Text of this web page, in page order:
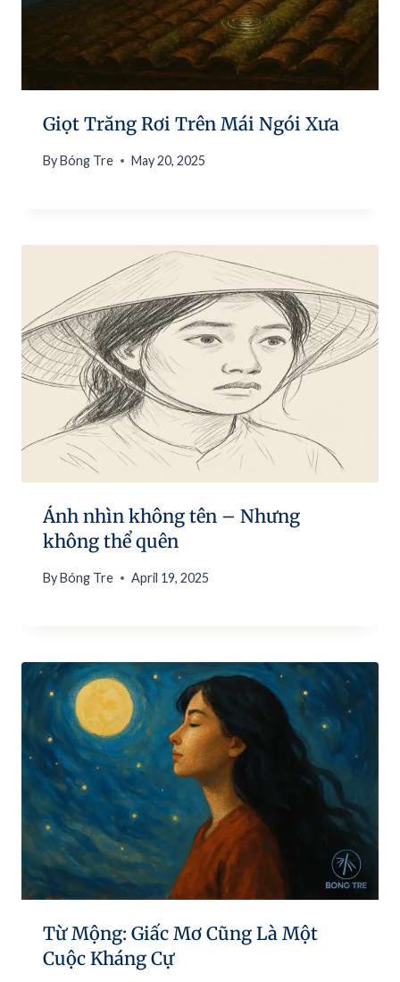
Giọt Trăng Rơi Trên Mái Ngói Xưa
ByBóng Tre May 20, 2025
Ánh nhìn không tên – Nhưng
không thể quên
ByBóng Tre April 19, 2025
Từ Mộng: Giấc Mơ Cũng Là Một
Cuộc Kháng Cự